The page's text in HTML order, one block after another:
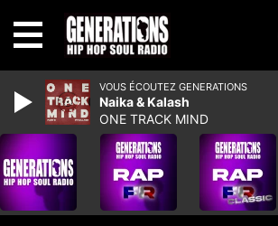
VOUS ÉCOUTEZ GENERATIONS
Naika & Kalash
ONE TRACK MIND